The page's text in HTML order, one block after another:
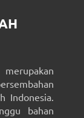
Indonesia.
bahan